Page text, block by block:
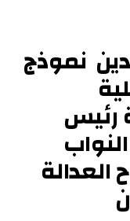
نموذج
رئيس
العدالة